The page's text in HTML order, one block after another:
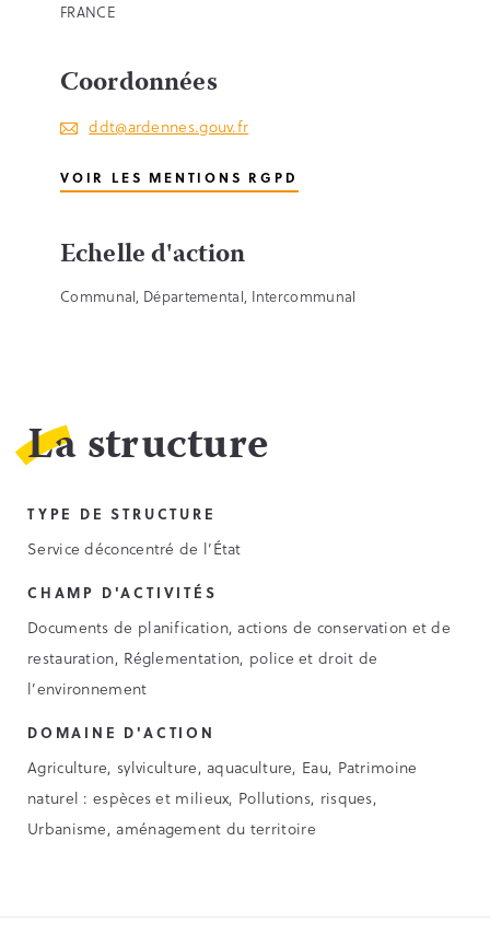
La structure
TYPE DE STRUCTURE
Service déconcentré de l’État
CHAMP D'ACTIVITÉS
Documents de planification, actions de conservation et de
restauration, Réglementation, police et droit de
l’environnement
DOMAINE D'ACTION
Agriculture, sylviculture, aquaculture, Eau, Patrimoine
naturel : espèces et milieux, Pollutions, risques,
Urbanisme, aménagement du territoire
FRANCE
Coordonnées
ddt@ardennes.gouv.fr
VOIR LES MENTIONS RGPD
Echelle d'action
Communal, Départemental, Intercommunal